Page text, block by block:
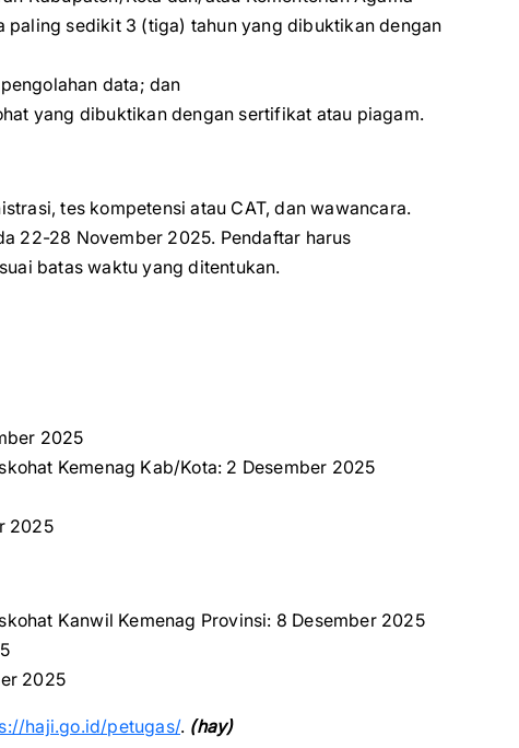
paling sedikit 3 (tiga) tahun yang dibuktikan dengan
data; dan
yang dibuktikan dengan sertifikat atau piagam.
tes kompetensi atau CAT, dan wawancara.
22-28 November 2025. Pendaftar harus
batas waktu yang ditentukan.
2025
Kemenag Kab/Kota: 2 Desember 2025
2025
Kanwil Kemenag Provinsi: 8 Desember 2025
2025
haji.go.id/petugas/. (hay)